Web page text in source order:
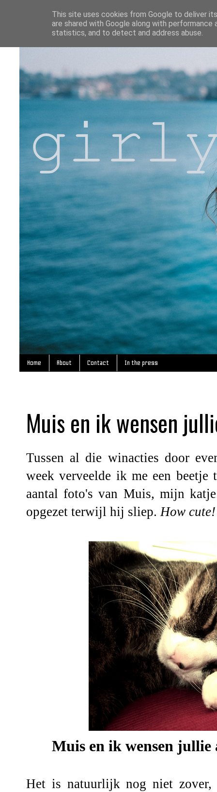
Home About Contact In the press
Muis en ik wensen
Tussen al die winacties door
week verveelde ik me een
aantal foto's van Muis, mijn
opgezet terwijl hij sliep.How cute!
Muis en ik wensen jullie
Het is natuurlijk nog niet
This site uses cookies from Google to deliver
are shared with Google along with
statistics, and to detect and address abuse.